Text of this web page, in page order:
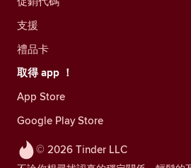
© 2026 Tinder LLC
支援
禮品卡
取得 app ！
App Store
Google Play Store